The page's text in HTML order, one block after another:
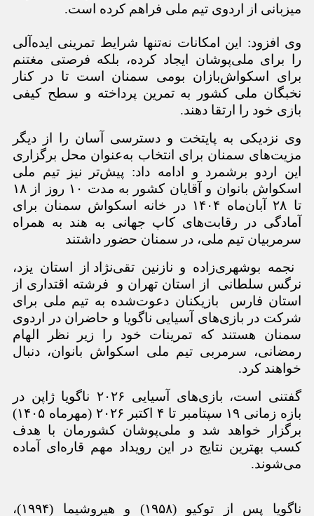
میزبانی از اردوی تیم ملی فراهم کرده است.
وی افزود: این امکانات نهتنها شرایط تمرینی ایده آلی
را برای ملیپوشان ایجاد کرده، بلکه فرصتی مغتنم
برای اسکواشبازان بومی سمنان است تا در کنار
نخبگان ملی کشور به تمرین پرداخته و سطح کیفی
بازی خود را ارتقا دهند.
وی نزدیکی به پایتخت و دسترسی آسان را از دیگر
مزیتهای سمنان برای انتخاب بهعنوان محل برگزاری
این اردو برشمرد و ادامه داد: پیشتر نیز تیم ملی
اسکواش بانوان و آقایان کشور به مدت ۱۰ روز از ۱۸
تا ۲۸ آبان
ماه ۱۴۰۴ در خانه اسکواش سمنان برای
آمادگی در رقابتهای کاپ جهانی به هند به همراه
سرمربیان تیم ملی، در سمنان حضور داشتند
نجمه بوشهریزاده و نازنین تقینژاد از استان یزد،
نرگس سلطانی
از استان تهران و
فرشته اقتداری از
استان فارس
بازیکنان دعوتشده به تیم ملی برای
شرکت در بازیهای آسیایی ناگویا و حاضران در اردوی
سمنان هستند که تمرینات خود را زیر نظر الهام
رمضانی، سرمربی تیم ملی اسکواش بانوان، دنبال
خواهند کرد.
گفتنی است، بازی
های آسیایی ۲۰۲۶ ناگویا ژاپن در
بازه زمانی ۱۹ سپتامبر تا ۴ اکتبر ۲۰۲۶ (مهرماه ۱۴۰۵)
برگزار خواهد شد و ملیپوشان کشورمان با هدف
کسب بهترین نتایج در این رویداد مهم قاره ای آماده
میشوند.
ناگویا پس از توکیو (۱۹۵۸) و هیروشیما (۱۹۹۴)،